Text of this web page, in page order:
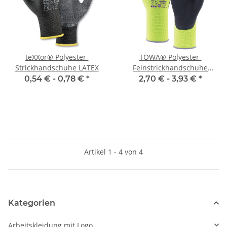
teXXor® Polyester-
Strickhandschuhe LATEX
0,54 € - 0,78 € *
TOWA® Polyester-
Feinstrickhandschuhe
ActivGrip™ Lite
2,70 € - 3,93 € *
Artikel 1 - 4 von 4
Kategorien